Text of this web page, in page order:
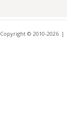
Copyright © 2010-2026